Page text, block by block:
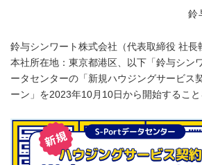
鈴
鈴与シンワート株式会社（代表取締役 社
本社所在地：東京都港区、以下「鈴与シン
ータセンターの「新規ハウジングサービス
ーン」を2023年10月10日から開始するこ